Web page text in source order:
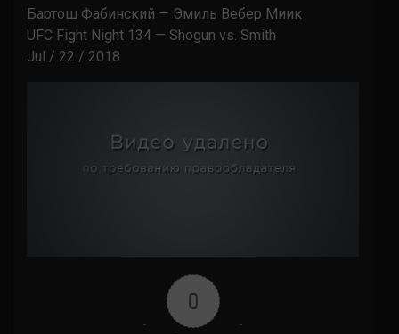
Бартош Фабинский — Эмиль Вебер Миик
UFC Fight Night 134 — Shogun vs. Smith
Jul / 22 / 2018
0